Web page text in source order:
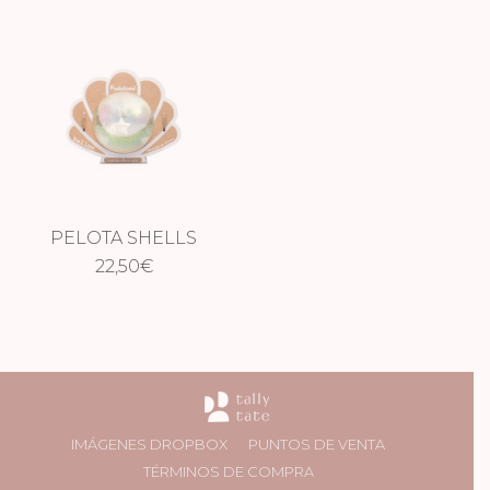
PELOTA SHELLS
BLANCA
22,50€
IMÁGENES DROPBOX
PUNTOS DE VENTA
TÉRMINOS DE COMPRA